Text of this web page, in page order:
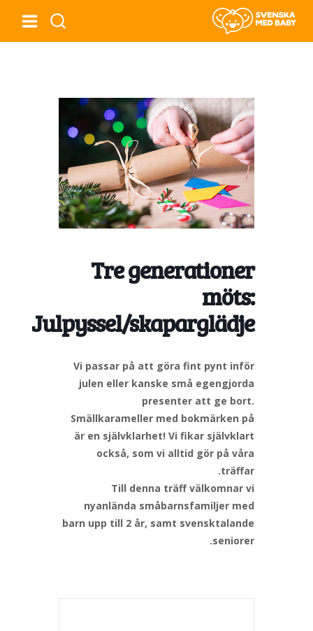
Tre generationer
möts:
Julpyssel/skaparglädje
Vi passar på att göra fint pynt inför
julen eller kanske små egengjorda
presenter att ge bort.
Smällkarameller med bokmärken på
är en självklarhet! Vi fikar självklart
också, som vi alltid gör på våra
träffar.
Till denna träff välkomnar vi
nyanlända småbarnsfamiljer med
barn upp till 2 år, samt svensktalande
seniorer.